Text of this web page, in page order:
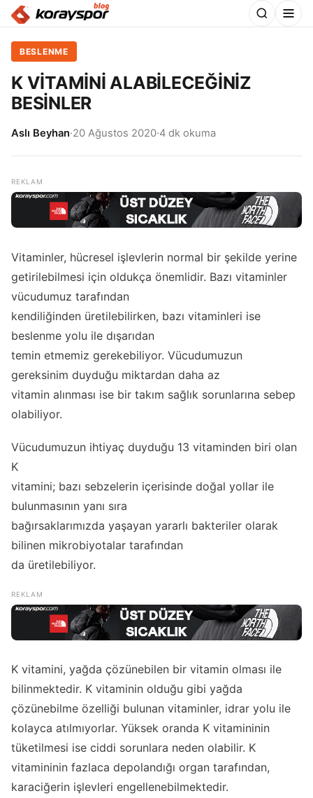
BESLENME
K VİTAMİNİ ALABİLECEĞİNİZ
BESİNLER
Aslı Beyhan·20 Ağustos 2020·4 dk okuma
Vitaminler, hücresel işlevlerin normal bir şekilde yerine
getirilebilmesi için oldukça önemlidir. Bazı vitaminler
vücudumuz tarafından
kendiliğinden üretilebilirken, bazı vitaminleri ise
beslenme yolu ile dışarıdan
temin etmemiz gerekebiliyor. Vücudumuzun
gereksinim duyduğu miktardan daha az
vitamin alınması ise bir takım sağlık sorunlarına sebep
olabiliyor.
Vücudumuzun ihtiyaç duyduğu 13 vitaminden biri olan
K
vitamini; bazı sebzelerin içerisinde doğal yollar ile
bulunmasının yanı sıra
bağırsaklarımızda yaşayan yararlı bakteriler olarak
bilinen mikrobiyotalar tarafından
da üretilebiliyor.
K vitamini, yağda çözünebilen bir vitamin olması ile
bilinmektedir. K vitaminin olduğu gibi yağda
çözünebilme özelliği bulunan vitaminler, idrar yolu ile
kolayca atılmıyorlar. Yüksek oranda K vitamininin
tüketilmesi ise ciddi sorunlara neden olabilir. K
vitamininin fazlaca depolandığı organ tarafından,
karaciğerin işlevleri engellenebilmektedir.